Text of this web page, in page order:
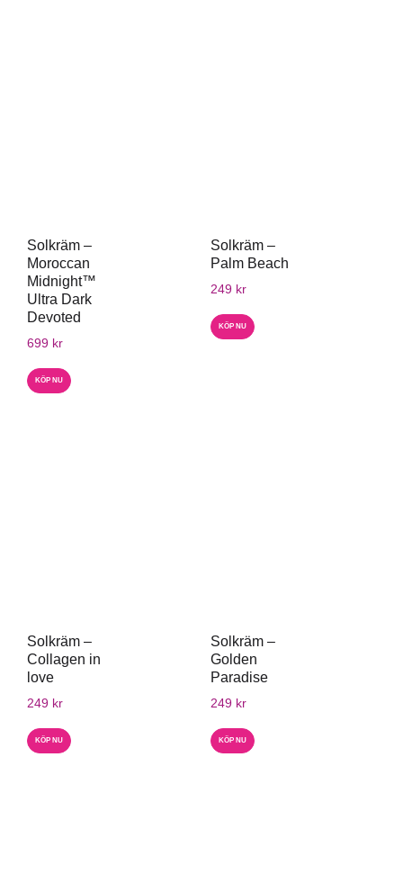
Solkräm –
Moroccan
Midnight™
Ultra Dark
Devoted
699 kr
KÖP NU
Solkräm –
Palm Beach
249 kr
KÖP NU
Solkräm –
Collagen in
love
249 kr
KÖP NU
Solkräm –
Golden
Paradise
249 kr
KÖP NU